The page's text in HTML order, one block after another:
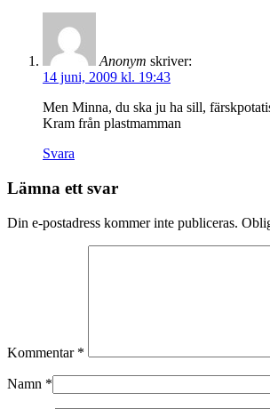
Anonym skriver:
14 juni, 2009 kl. 19:43
Men Minna, du ska ju ha sill,
Kram från plastmamman
Svara
Lämna ett svar
Din e-postadress kommer inte publiceras.
Kommentar *
Namn *